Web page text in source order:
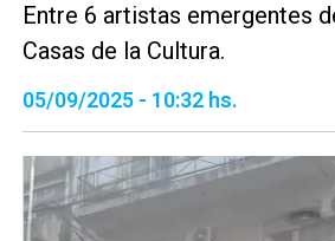
Entre 6 artistas emergentes
Casas de la Cultura.
05/09/2025 - 10:32 hs.